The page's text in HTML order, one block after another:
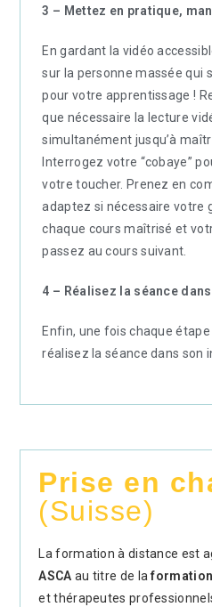
3 – Mettez en pratique,
En gardant la vidéo
sur la personne massée qui
pour votre apprentissage !
que nécessaire la lecture
simultanément jusqu’à
Interrogez votre “cobaye”
votre toucher. Prenez en
adaptez si nécessaire votre
chaque cours maîtrisé et
passez au cours suivant.
4 – Réalisez la séance
Enfin, une fois chaque
réalisez la séance dans son
Prise en
(Suisse)
La formation à distance est
ASCA au titre de la
et thérapeutes